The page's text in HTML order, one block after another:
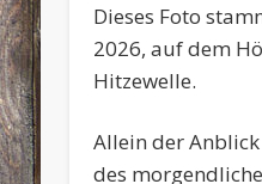
Dieses Foto
2026, auf dem
Hitzewelle.
Allein der
des